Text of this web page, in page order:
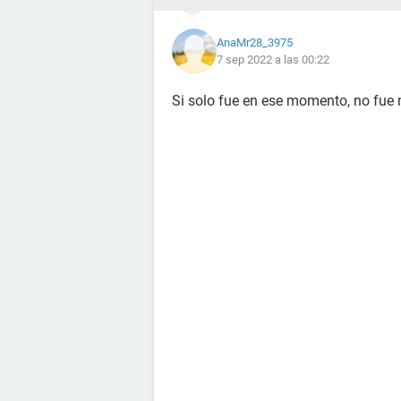
AnaMr28_3975
7 sep 2022 a las 00:22
Si solo fue en ese momento, no fue